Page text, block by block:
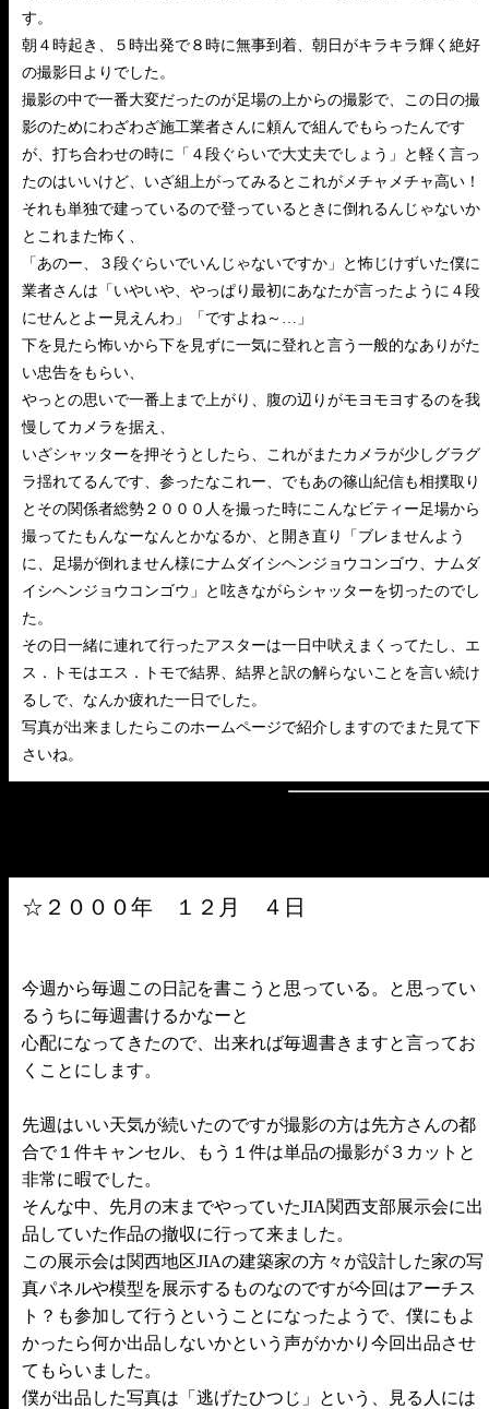
す。
朝４時起き、５時出発で８時に無事到着、朝日がキラキラ輝く絶好
の撮影日よりでした。
撮影の中で一番大変だったのが足場の上からの撮影で、この日の撮
影のためにわざわざ施工業者さんに頼んで組んでもらったんです
が、打ち合わせの時に「４段ぐらいで大丈夫でしょう」と軽く言っ
たのはいいけど、いざ組上がってみるとこれがメチャメチャ高い！
それも単独で建っているので登っているときに倒れるんじゃないか
とこれまた怖く、
「あのー、３段ぐらいでいんじゃないですか」と怖じけずいた僕に
業者さんは「いやいや、やっぱり最初にあなたが言ったように４段
にせんとよー見えんわ」「ですよね～…」
下を見たら怖いから下を見ずに一気に登れと言う一般的なありがた
い忠告をもらい、
やっとの思いで一番上まで上がり、腹の辺りがモヨモヨするのを我
慢してカメラを据え、
いざシャッターを押そうとしたら、これがまたカメラが少しグラグ
ラ揺れてるんです、参ったなこれー、でもあの篠山紀信も相撲取り
とその関係者総勢２０００人を撮った時にこんなビティー足場から
撮ってたもんなーなんとかなるか、と開き直り「ブレませんよう
に、足場が倒れません様にナムダイシヘンジョウコンゴウ、ナムダ
イシヘンジョウコンゴウ」と呟きながらシャッターを切ったのでし
た。
その日一緒に連れて行ったアスターは一日中吠えまくってたし、エ
ス．トモはエス．トモで結界、結界と訳の解らないことを言い続け
るしで、なんか疲れた一日でした。
写真が出来ましたらこのホームページで紹介しますのでまた見て下
さいね。
☆２０００年 １２月 ４日
今週から毎週この日記を書こうと思っている。と思ってい
るうちに毎週書けるかなーと
心配になってきたので、出来れば毎週書きますと言ってお
くことにします。
先週はいい天気が続いたのですが撮影の方は先方さんの都
合で１件キャンセル、もう１件は単品の撮影が３カットと
非常に暇でした。
そんな中、先月の末までやっていたJIA関西支部展示会に出
品していた作品の撤収に行って来ました。
この展示会は関西地区JIAの建築家の方々が設計した家の写
真パネルや模型を展示するものなのですが今回はアーチス
ト？も参加して行うということになったようで、僕にもよ
かったら何か出品しないかという声がかかり今回出品させ
てもらいました。
僕が出品した写真は「逃げたひつじ」という、見る人には